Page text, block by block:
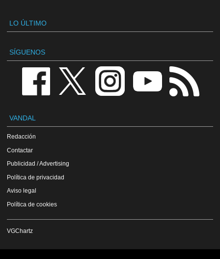
LO ÚLTIMO
SÍGUENOS
VANDAL
Redacción
Contactar
Publicidad / Advertising
Política de privacidad
Aviso legal
Política de cookies
VGChartz